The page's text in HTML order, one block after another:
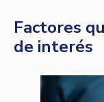
Factores
de interés